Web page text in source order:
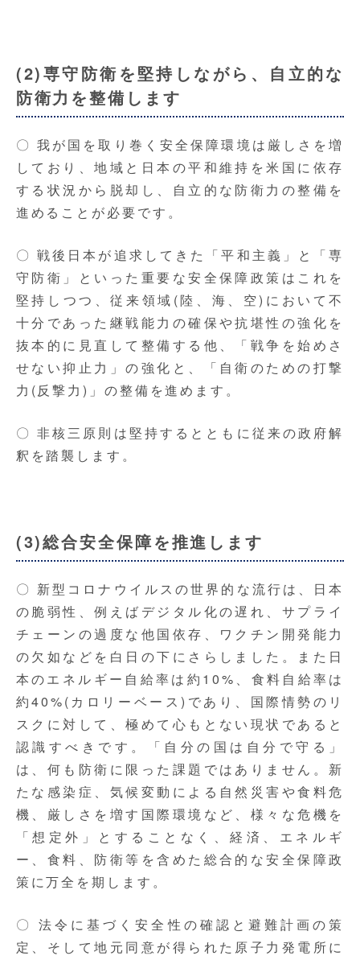
(2)専守防衛を堅持しながら、自立的な
防衛力を整備します
〇 我が国を取り巻く安全保障環境は厳しさを増
しており、地域と日本の平和維持を米国に依存
する状況から脱却し、自立的な防衛力の整備を
進めることが必要です。
〇 戦後日本が追求してきた「平和主義」と「専
守防衛」といった重要な安全保障政策はこれを
堅持しつつ、従来領域(陸、海、空)において不
十分であった継戦能力の確保や抗堪性の強化を
抜本的に見直して整備する他、「戦争を始めさ
せない抑止力」の強化と、「自衛のための打撃
力(反撃力)」の整備を進めます。
〇 非核三原則は堅持するとともに従来の政府解
釈を踏襲します。
(3)総合安全保障を推進します
〇 新型コロナウイルスの世界的な流行は、日本
の脆弱性、例えばデジタル化の遅れ、サプライ
チェーンの過度な他国依存、ワクチン開発能力
の欠如などを白日の下にさらしました。また日
本のエネルギー自給率は約10%、食料自給率は
約40%(カロリーベース)であり、国際情勢のリ
スクに対して、極めて心もとない現状であると
認識すべきです。「自分の国は自分で守る」
は、何も防衛に限った課題ではありません。新
たな感染症、気候変動による自然災害や食料危
機、厳しさを増す国際環境など、様々な危機を
「想定外」とすることなく、経済、エネルギ
ー、食料、防衛等を含めた総合的な安全保障政
策に万全を期します。
〇 法令に基づく安全性の確認と避難計画の策
定、そして地元同意が得られた原子力発電所に